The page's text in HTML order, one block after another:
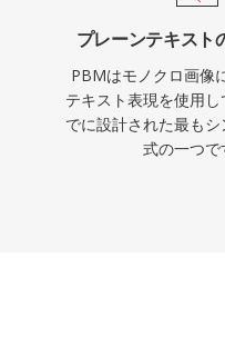
プレーンテキスト
PBMはモノクロ画像
テキスト表現を使用し
でに設計された最も
式の一つで